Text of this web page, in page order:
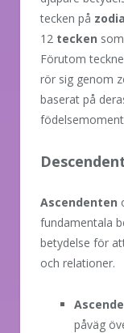
tecken på
12 tecken
Förutom
rör sig genom
baserat på
Ascendenten
fundamentala
betydelse för
och relationer.
påväg